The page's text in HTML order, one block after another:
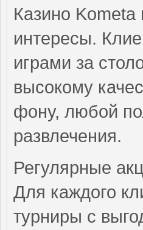
Казино Kometa
интересы.
играми за
высокому
фону, любой
развлечения.
Регулярные
Для каждого
турниры с